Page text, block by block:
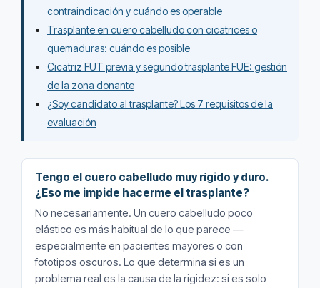
contraindicación y cuándo es operable
Trasplante en cuero cabelludo con cicatrices o
quemaduras: cuándo es posible
Cicatriz FUT previa y segundo trasplante FUE: gestión
de la zona donante
¿Soy candidato al trasplante? Los 7 requisitos de la
evaluación
Tengo el cuero cabelludo muy rígido y duro.
¿Eso me impide hacerme el trasplante?
No necesariamente. Un cuero cabelludo poco
elástico es más habitual de lo que parece —
especialmente en pacientes mayores o con
fototipos oscuros. Lo que determina si es un
problema real es la causa de la rigidez: si es solo